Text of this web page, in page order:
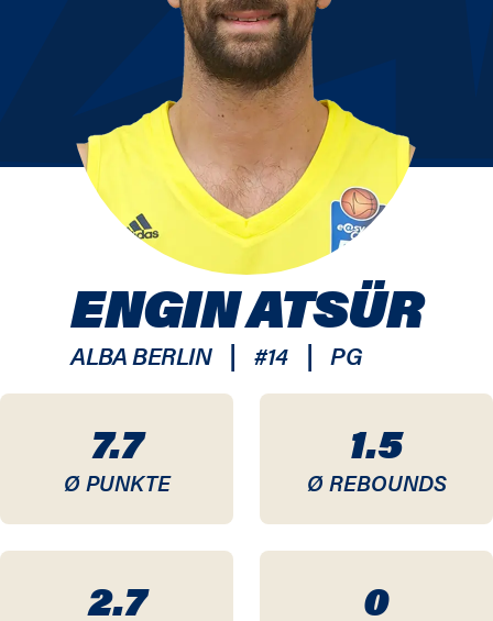
7.7
Ø PUNKTE
1.5
Ø REBOUNDS
2.7 0
ENGIN ATSÜR
ALBA BERLIN | #14 | PG